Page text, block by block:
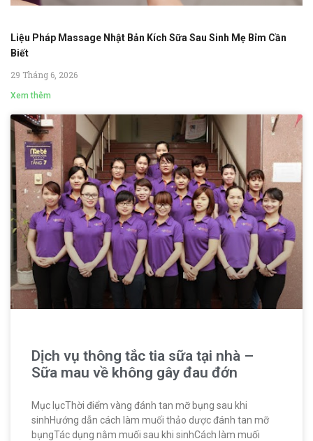
Liệu Pháp Massage Nhật Bản Kích Sữa Sau Sinh Mẹ Bỉm Cần
Biết
29 Tháng 6, 2026
Xem thêm
Dịch vụ thông tắc tia sữa tại nhà –
Sữa mau về không gây đau đớn
Mục lụcThời điểm vàng đánh tan mỡ bụng sau khi
sinhHướng dẫn cách làm muối thảo dược đánh tan mỡ
bụngTác dụng nằm muối sau khi sinhCách làm muối